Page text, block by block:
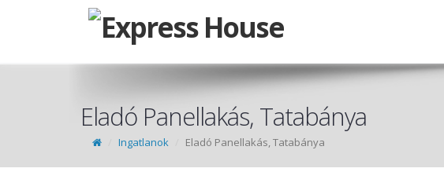
Eladó Panellakás, Tatabánya
Ingatlanok Eladó Panellakás, Tatabánya